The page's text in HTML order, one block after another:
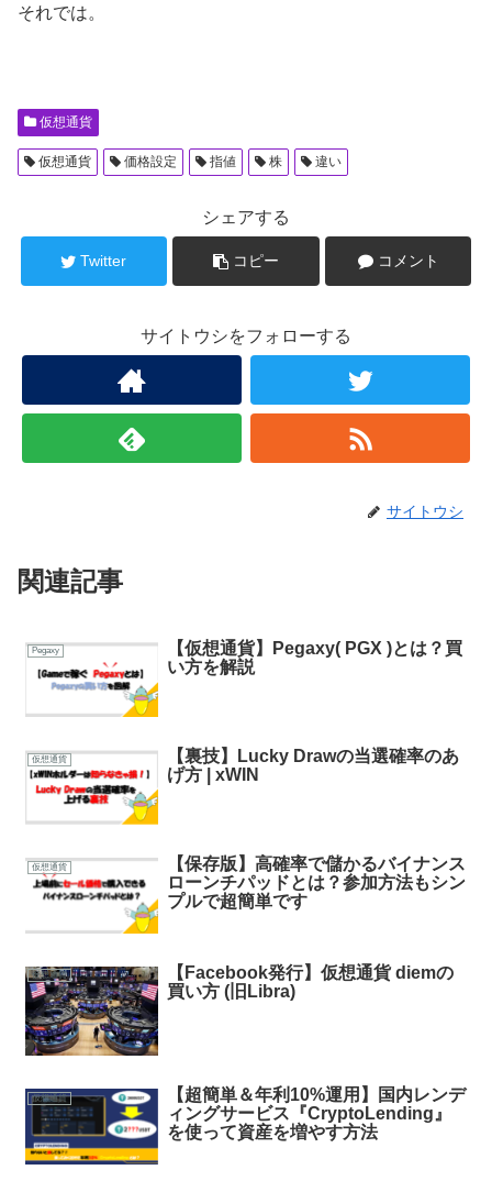
それでは。
仮想通貨
仮想通貨 価格設定 指値 株 違い
シェアする
Twitter コピー コメント
サイトウシをフォローする
サイトウシ
関連記事
Pegaxy
【仮想通貨】Pegaxy( PGX )とは？買
い方を解説
仮想通貨
【裏技】Lucky Drawの当選確率のあ
げ方 | xWIN
仮想通貨
【保存版】高確率で儲かるバイナンス
ローンチパッドとは？参加方法もシン
プルで超簡単です
仮想通貨
【Facebook発行】仮想通貨 diemの
買い方 (旧Libra)
仮想通貨
【超簡単＆年利10%運用】国内レンデ
ィングサービス『CryptoLending』
を使って資産を増やす方法